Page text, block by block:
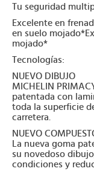
Tu seguridad
Excelente en
en suelo
mojado*
Tecnologías:
NUEVO DIBUJO
MICHELIN
patentada con
toda la superficie
carretera.
NUEVO
La nueva goma
su novedoso
condiciones y